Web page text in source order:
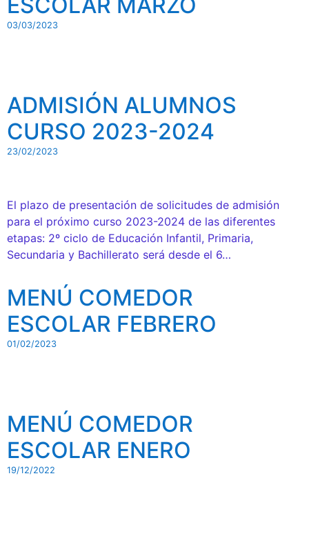
ESCOLAR MARZO
03/03/2023
ADMISIÓN ALUMNOS
CURSO 2023-2024
23/02/2023
El plazo de presentación de solicitudes de admisión
para el próximo curso 2023-2024 de las diferentes
etapas: 2º ciclo de Educación Infantil, Primaria,
Secundaria y Bachillerato será desde el 6…
MENÚ COMEDOR
ESCOLAR FEBRERO
01/02/2023
MENÚ COMEDOR
ESCOLAR ENERO
19/12/2022